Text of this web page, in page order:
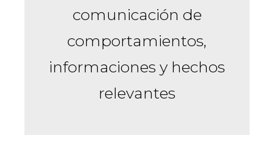
comunicación de
comportamientos,
informaciones y hechos
relevantes